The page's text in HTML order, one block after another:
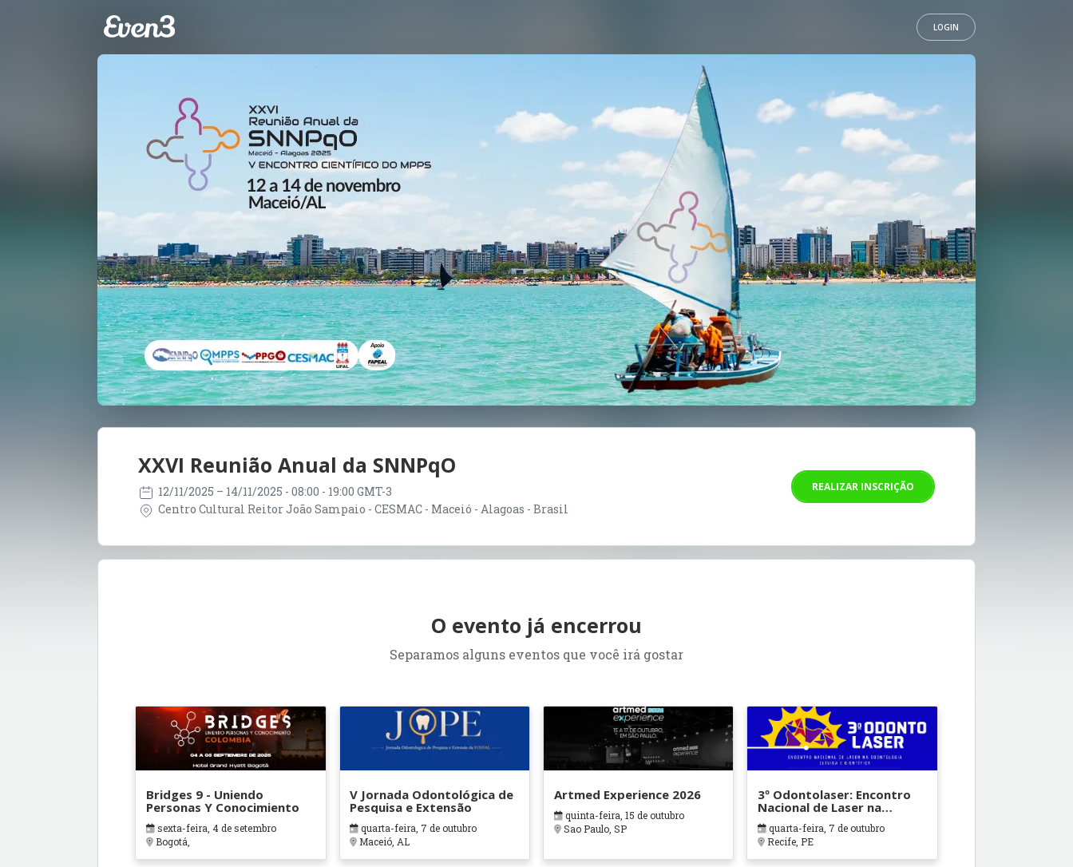
LOGIN
XXVI Reunião Anual da SNNPqO
12/11/2025 – 14/11/2025 - 08:00 - 19:00 GMT-3
Centro Cultural Reitor João Sampaio - CESMAC - Maceió - Alagoas - Brasil
REALIZAR INSCRIÇÃO
O evento já encerrou
Separamos alguns eventos que você irá gostar
Bridges 9 - Uniendo
Personas Y Conocimiento
sexta-feira, 4 de setembro
Bogotá,
V Jornada Odontológica de
Pesquisa e Extensão
quarta-feira, 7 de outubro
Maceió, AL
Artmed Experience 2026
quinta-feira, 15 de outubro
Sao Paulo, SP
3º Odontolaser: Encontro
Nacional de Laser na
Odontologia Clínica e
Científica
quarta-feira, 7 de outubro
Recife, PE